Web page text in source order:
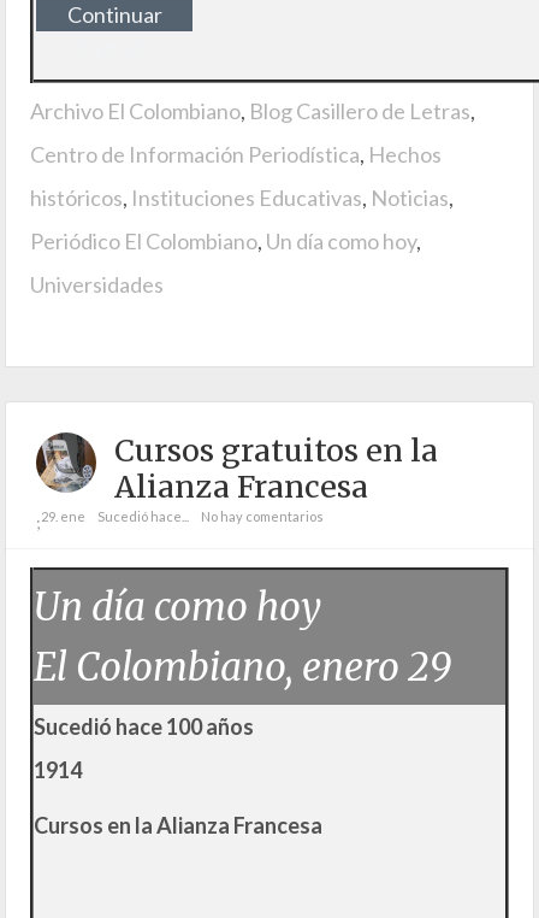
Continuar
Archivo El Colombiano, Blog Casillero de Letras,
Centro de Información Periodística, Hechos
históricos, Instituciones Educativas, Noticias,
Periódico El Colombiano, Un día como hoy,
Universidades
Cursos gratuitos en la
Alianza Francesa
;29. ene Sucedió hace... No hay comentarios
Un día como hoy
El Colombiano, enero 29
Sucedió hace 100 años
1914
Cursos en la Alianza Francesa